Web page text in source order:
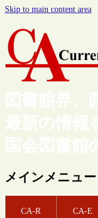
Skip to main content area
図書館界、
最新の情報
国会図書館
メインメニュー
CA-R CA-E